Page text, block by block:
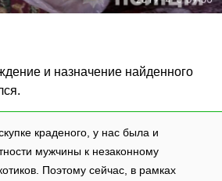
и назначение найденного
краденого, у нас была и
мужчины к незаконному
Поэтому сейчас, в рамках